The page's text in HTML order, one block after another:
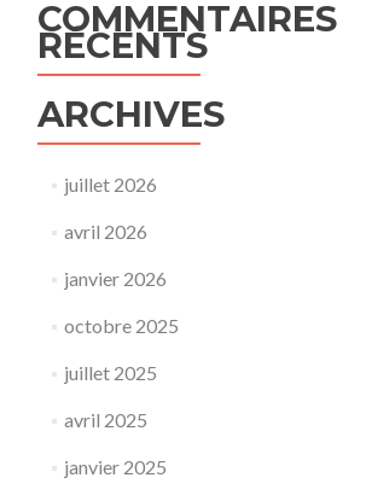
COMMENTAIRES
RÉCENTS
ARCHIVES
juillet 2026
avril 2026
janvier 2026
octobre 2025
juillet 2025
avril 2025
janvier 2025